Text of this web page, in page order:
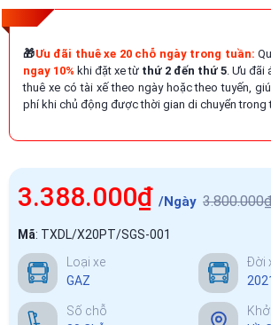
🎁Ưu đãi thuê xe 20 chỗ ngày trong tuần:
ngay 10% khi đặt xe từ thứ 2 đến thứ 5 . Ưu
thuê xe có tài xế theo ngày hoặc theo tuyến,
phí khi chủ động được thời gian di chuyển trong
3.388.000₫ /Ngày 3.800.000₫
Mã: TXDL/X20PT/SGS-001
Loại xe
GAZ
Đời
Số chỗ